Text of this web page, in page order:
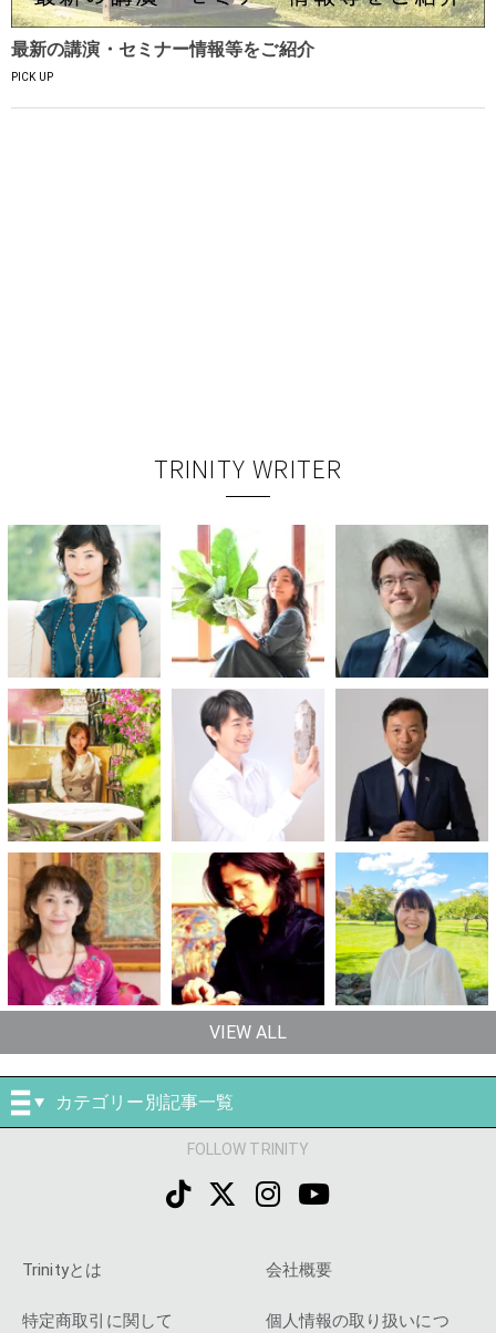
最新の講演・セミナー情報等をご紹介
PICK UP
TRINITY WRITER
VIEW ALL
カテゴリー別記事一覧
FOLLOW TRINITY
Trinityとは 会社概要
特定商取引に関して
個人情報の取り扱いにつ